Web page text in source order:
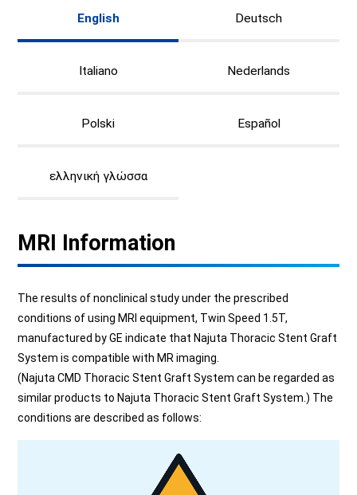
English Deutsch
Italiano Nederlands
Polski Español
ελληνική γλώσσα
MRI Information
The results of nonclinical study under the prescribed
conditions of using MRI equipment, Twin Speed 1.5T,
manufactured by GE indicate that Najuta Thoracic Stent Graft
System is compatible with MR imaging.
(Najuta CMD Thoracic Stent Graft System can be regarded as
similar products to Najuta Thoracic Stent Graft System.) The
conditions are described as follows: